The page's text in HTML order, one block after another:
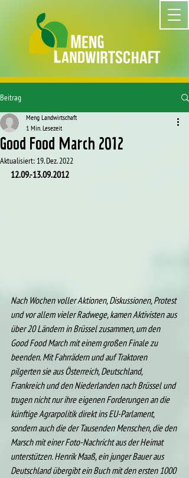
Beitrag
Good Food March 2012
Meng Landwirtschaft
1 Min. Lesezeit
Aktualisiert: 19. Dez. 2022
12.09.-13.09.2012
Nach Wochen voller Aktionen, Diskussionen, Protest
und vor allem vieler Radwege, kamen Aktivisten aus
über 20 Ländern in Brüssel zusammen, um den
Good Food March mit einem großen Finale zu
beenden. Mit Fahrrädern und auf Traktoren
pilgerten sie aus Österreich, Deutschland,
Frankreich und den Niederlanden nach Brüssel und
trugen nicht nur ihre eigenen Forderungen an die
künftige Agrarpolitik direkt ins EU-Parlament,
sondern auch die der Tausenden Menschen, die den
Marsch mit einer Foto-Nachricht aus der Heimat
unterstützen. Henrik Maaß, ein junger Bauer aus
Deutschland übergibt ein Buch mit den ersten 1000